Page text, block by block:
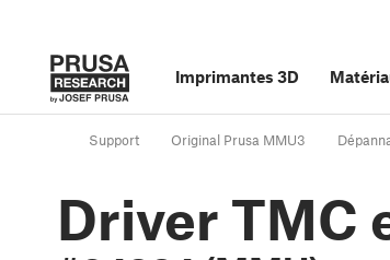
Imprimantes 3D
Support Original Prusa MMU3
Driver TMC